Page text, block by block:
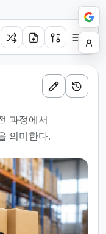
과정에서
의미한다.